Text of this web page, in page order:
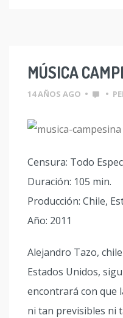
MÚSICA
14 AÑOS AGO • •
Censura: Todo
Duración: 105 min.
Producción: Chile,
Año: 2011
Alejandro Tazo,
Estados Unidos,
encontrará con que
ni tan previsibles ni